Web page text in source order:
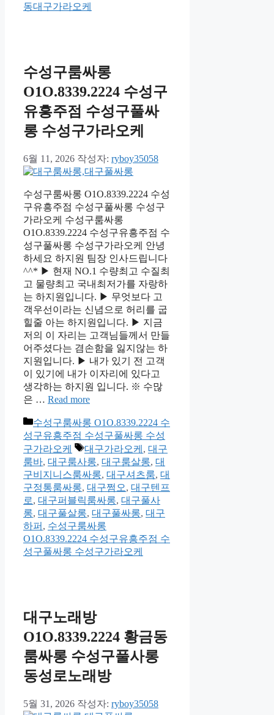
동대구가라오케
수성구룸싸롱
O1O.8339.2224 수성구
유흥주점 수성구풀싸
롱 수성구가라오케
6월 11, 2026 작성자: ryboy35058
수성구룸싸롱 O1O.8339.2224 수성
구유흥주점 수성구풀싸롱 수성구
가라오케 수성구룸싸롱
O1O.8339.2224 수성구유흥주점 수
성구풀싸롱 수성구가라오케 안녕
하세요 하지원 팀장 인사드립니다
^^* ▶ 현재 NO.1 수량최고 수질최
고 물량최고 국내최저가를 자랑하
는 하지원입니다. ▶ 무엇보다 고
객우선이라는 신념으로 허리를 굽
힐줄 아는 하지원입니다. ▶ 지금
저의 이 자리는 고객님들께서 만들
어주셨다는 겸손함을 잃지않는 하
지원입니다. ▶ 내가 있기 전 고객
이 있기에 내가 이자리에 있다고
생각하는 하지원 입니다. ※ 수많
은 … Read more
카
테
고
리
수성구룸싸롱 O1O.8339.2224 수
성구유흥주점 수성구풀싸롱 수성
구가라오케
태
그
대구가라오케 , 대구
룸바, 대구룸사롱, 대구룸살롱, 대
구비지니스룸싸롱, 대구셔츠룸, 대
구정통룸싸롱, 대구쩜오, 대구텐프
로, 대구퍼블릭룸싸롱, 대구풀사
롱, 대구풀살롱, 대구풀싸롱, 대구
하퍼 , 수성구룸싸롱
O1O.8339.2224 수성구유흥주점 수
성구풀싸롱 수성구가라오케
대구노래방
O1O.8339.2224 황금동
룸싸롱 수성구풀사롱
동성로노래방
5월 31, 2026 작성자: ryboy35058